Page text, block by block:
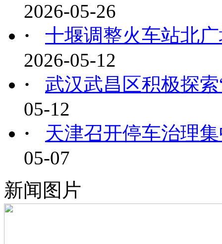
2026-05-26
·
十堰调整火车站北
2026-05-12
·
武汉武昌区积极探
05-12
·
天津召开停车治理
05-07
新闻图片